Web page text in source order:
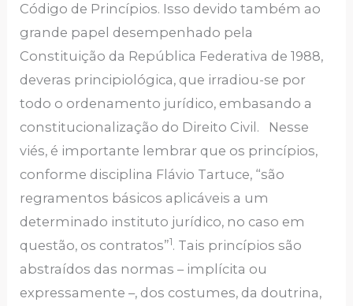
Código de Princípios. Isso devido também ao
grande papel desempenhado pela
Constituição da República Federativa de 1988,
deveras principiológica, que irradiou-se por
todo o ordenamento jurídico, embasando a
constitucionalização do Direito Civil. Nesse
viés, é importante lembrar que os princípios,
conforme disciplina Flávio Tartuce, “são
regramentos básicos aplicáveis a um
determinado instituto jurídico, no caso em
questão, os contratos”1. Tais princípios são
abstraídos das normas – implícita ou
expressamente –, dos costumes, da doutrina,